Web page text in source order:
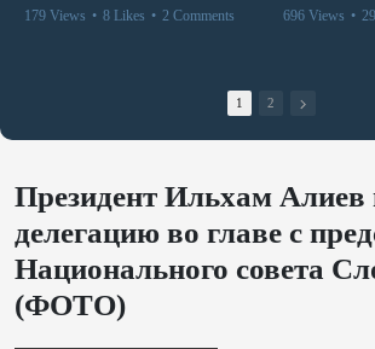
179 Views • 8 Likes • 2 Comments
696 Views •
1 2
Президент Ильхам Алиев
делегацию во главе с
Национального совета
(ФОТО)